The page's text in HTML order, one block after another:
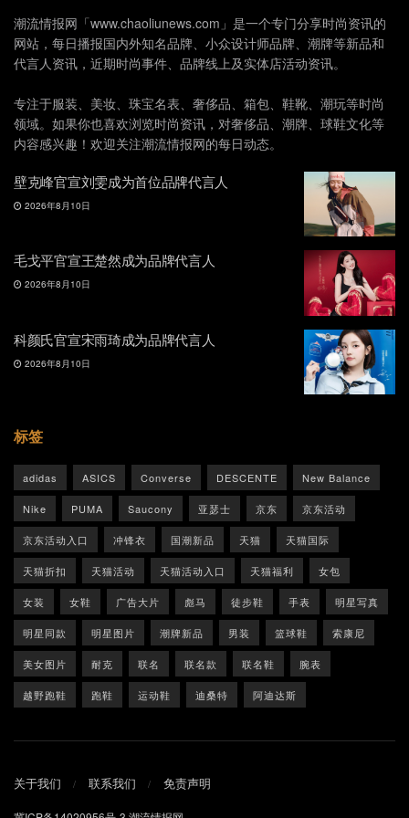
潮流情报网「www.chaoliunews.com」是一个专门分享时尚资讯的
网站，每日播报国内外知名品牌、小众设计师品牌、潮牌等新品和
代言人资讯，近期时尚事件、品牌线上及实体店活动资讯。
专注于服装、美妆、珠宝名表、奢侈品、箱包、鞋靴、潮玩等时尚
领域。如果你也喜欢浏览时尚资讯，对奢侈品、潮牌、球鞋文化等
内容感兴趣！欢迎关注潮流情报网的每日动态。
壁克峰官宣刘雯成为首位品牌代言人
2026年8月10日
毛戈平官宣王楚然成为品牌代言人
2026年8月10日
科颜氏官宣宋雨琦成为品牌代言人
2026年8月10日
标签
adidas ASICS Converse DESCENTE New Balance
Nike PUMA Saucony 亚瑟士 京东 京东活动
京东活动入口 冲锋衣 国潮新品 天猫 天猫国际
天猫折扣 天猫活动 天猫活动入口 天猫福利 女包
女装 女鞋 广告大片 彪马 徒步鞋 手表 明星写真
明星同款 明星图片 潮牌新品 男装 篮球鞋 索康尼
美女图片 耐克 联名 联名款 联名鞋 腕表
越野跑鞋 跑鞋 运动鞋 迪桑特 阿迪达斯
关于我们 联系我们 免责声明